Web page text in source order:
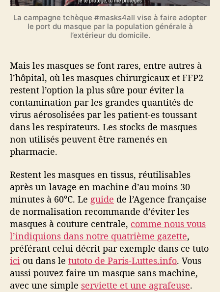
La campagne tchèque #masks4all vise à faire adopter
le port du masque par la population générale à
l’extérieur du domicile.
Mais les masques se font rares, entre autres à
l’hôpital, où les masques chirurgicaux et FFP2
restent l’option la plus sûre pour éviter la
contamination par les grandes quantités de
virus aérosolisées par les patient-es toussant
dans les respirateurs. Les stocks de masques
non utilisés peuvent être ramenés en
pharmacie.
Restent les masques en tissus, réutilisables
après un lavage en machine d’au moins 30
minutes à 60°C. Le guide de l’Agence française
de normalisation recommande d’éviter les
masques à couture centrale, comme nous vous
l’indiquions dans notre quatrième gazette,
préférant celui décrit par exemple dans ce tuto
ici ou dans le tutoto de Paris-Luttes.info. Vous
aussi pouvez faire un masque sans machine,
avec une simple serviette et une agrafeuse.